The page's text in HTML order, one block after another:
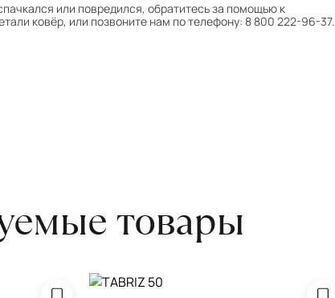
или повредился, обратитесь за помощью к
ковёр, или позвоните нам по телефону: 8 800 222-96-37.
товары